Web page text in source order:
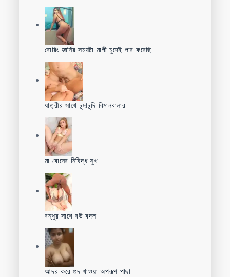
বোরিং জার্নির সময়টা মাগী চুদেই পার করেছি
যাত্রীর সাথে চুদাচুদি বিমানবালার
মা বোনের নিষিদ্ধ সুখ
বন্ধুর সাথে বউ বদল
আদর করে গুদ খাওয়া অপরূপ পাছা